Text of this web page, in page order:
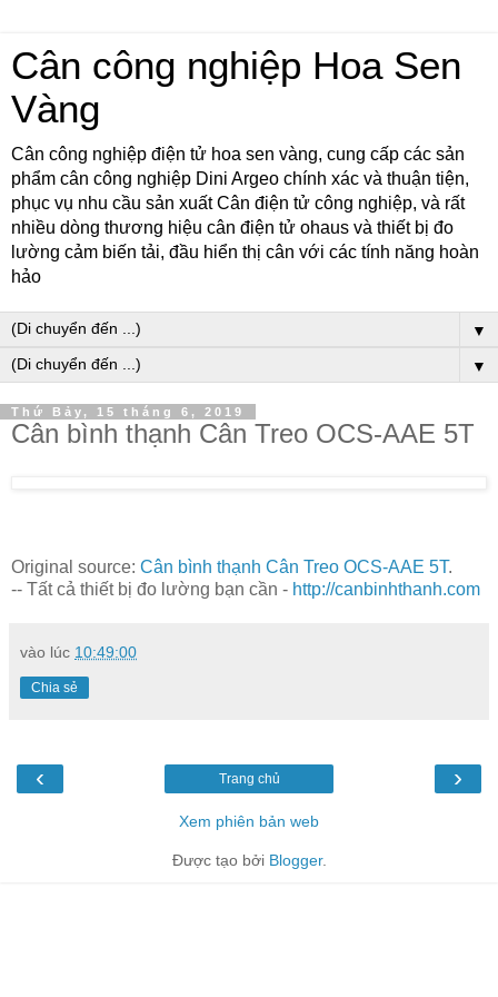
Cân công nghiệp Hoa Sen
Vàng
Cân công nghiệp điện tử hoa sen vàng, cung cấp các sản
phẩm cân công nghiệp Dini Argeo chính xác và thuận tiện,
phục vụ nhu cầu sản xuất Cân điện tử công nghiệp, và rất
nhiều dòng thương hiệu cân điện tử ohaus và thiết bị đo
lường cảm biến tải, đầu hiển thị cân với các tính năng hoàn
hảo
▼
▼
Thứ Bảy, 15 tháng 6, 2019
Cân bình thạnh Cân Treo OCS-AAE 5T
Original source: Cân bình thạnh Cân Treo OCS-AAE 5T.
-- Tất cả thiết bị đo lường bạn cần - http://canbinhthanh.com
vào lúc 10:49:00
Chia sẻ
‹ ›
Trang chủ
Xem phiên bản web
Được tạo bởi Blogger.